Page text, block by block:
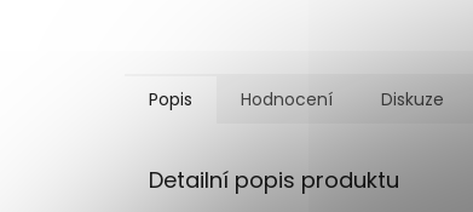
Popis Hodnocení Diskuze
Detailní popis produktu